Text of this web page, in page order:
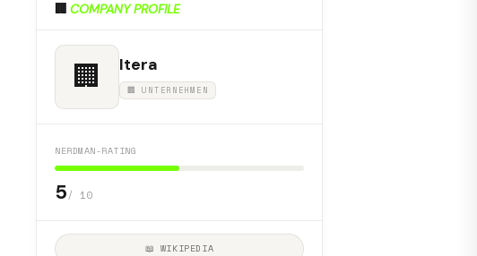
🏢 COMPANY PROFILE
🏢 Itera
🏢 UNTERNEHMEN
NERDMAN-RATING
5/ 10
📖 WIKIPEDIA